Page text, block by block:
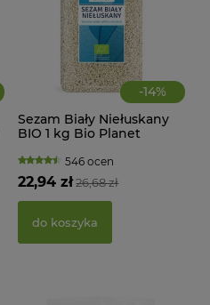
-14%
Sezam Biały Niełuskany
BIO 1 kg Bio Planet
546 ocen
26,68 zł
22,94 zł
do koszyka